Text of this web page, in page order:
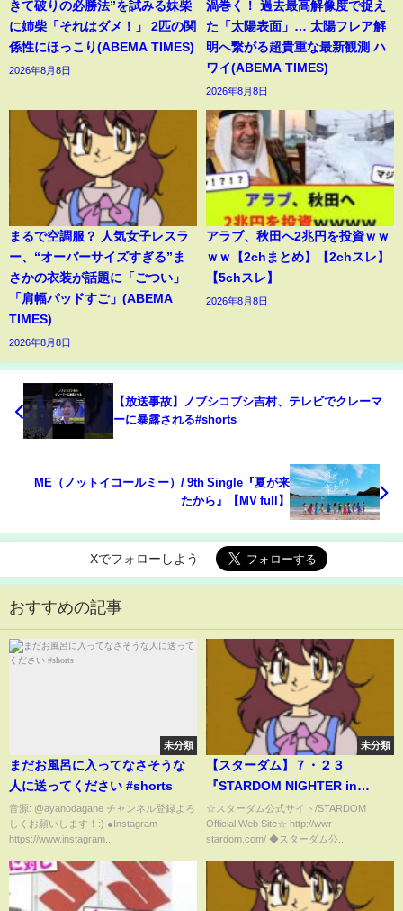
きて破りの必勝法”を試みる妹柴
に姉柴「それはダメ！」 2匹の関
係性にほっこり(ABEMA TIMES)
2026年8月8日
渦巻く！ 過去最高解像度で捉え
た「太陽表面」… 太陽フレア解
明へ繋がる超貴重な最新観測 ハ
ワイ(ABEMA TIMES)
2026年8月8日
まるで空調服？ 人気女子レスラ
ー、“オーバーサイズすぎる”ま
さかの衣装が話題に「ごつい」
「肩幅パッドすご」(ABEMA
TIMES)
2026年8月8日
アラブ、秋田へ2兆円を投資ｗｗ
ｗｗ【2chまとめ】【2chスレ】
【5chスレ】
2026年8月8日
【放送事故】ノブシコブシ吉村、テレビでクレーマ
ーに暴露される#shorts
≠ME（ノットイコールミー）/ 9th Single『夏が来
たから』【MV full】
Xでフォローしよう
おすすめの記事
未分類
まだお風呂に入ってなさそうな
人に送ってください #shorts
音源: @ayanodagane チャンネル登録よろ
しくお願いします！:) ●Instagram
https://www.instagram...
未分類
【スターダム】７・２３
『STARDOM NIGHTER in
KORAKUEN Jul.2』東京・後楽
園ホール バックステージコメ
ント【STARDOM】
☆スターダム公式サイト/STARDOM
Official Web Site☆ http://wwr-
stardom.com/ ◆スターダム公...